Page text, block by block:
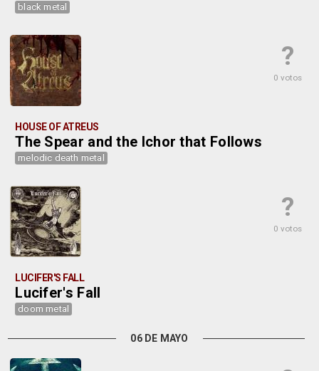
black metal
?
0 votos
HOUSE OF ATREUS
The Spear and the Ichor that Follows
melodic death metal
?
0 votos
LUCIFER'S FALL
Lucifer's Fall
doom metal
06 DE MAYO